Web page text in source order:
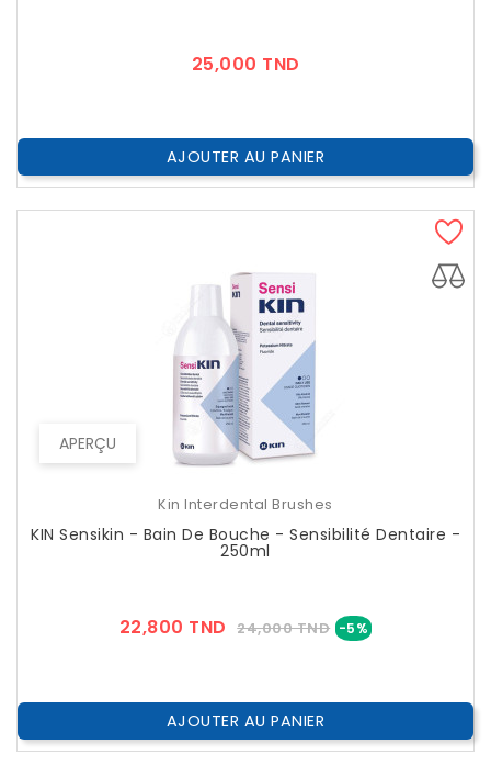
25,000 TND
AJOUTER AU PANIER
APERÇU
Kin Interdental Brushes
KIN Sensikin - Bain De Bouche - Sensibilité Dentaire -
250ml
22,800 TND Prix
24,000 TND -5%Prix
AJOUTER AU PANIER